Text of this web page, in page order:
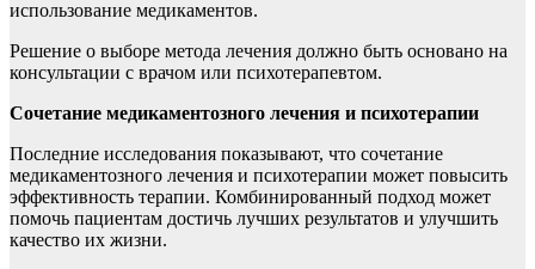
использование медикаментов.
Решение о выборе метода лечения должно быть основано на
консультации с врачом или психотерапевтом.
Сочетание медикаментозного лечения и психотерапии
Последние исследования показывают, что сочетание
медикаментозного лечения и психотерапии может повысить
эффективность терапии. Комбинированный подход может
помочь пациентам достичь лучших результатов и улучшить
качество их жизни.